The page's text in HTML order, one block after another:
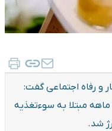
و رفاه اجتماعی گفت:
حساب بیش از ۱۸۸ هزار کودک ۵ تا ۵۹ ماهه مبتلا به سوءتغذیه
شد.